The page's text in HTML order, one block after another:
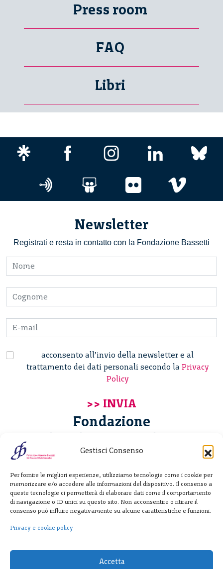
Gestisci Consenso
Per fornire le migliori esperienze, utilizziamo tecnologie come i cookie per
memorizzare e/o accedere alle informazioni del dispositivo. Il consenso a
queste tecnologie ci permetterà di elaborare dati come il comportamento
di navigazione o ID unici su questo sito. Non acconsentire o ritirare il
consenso può influire negativamente su alcune caratteristiche e funzioni.
Privacy e cookie policy
Accetta
Press room
FAQ
Libri
Newsletter
Registrati e resta in contatto con la Fondazione Bassetti
acconsento all’invio della newsletter e al
trattamento dei dati personali secondo la Privacy
Policy
Fondazione
Giannino Bassetti ETS
20122 Milano - Italia
T. +39 02 781933
F. + 39 02 76392030
info@fondazionebassetti.org
p.i. 12520270153